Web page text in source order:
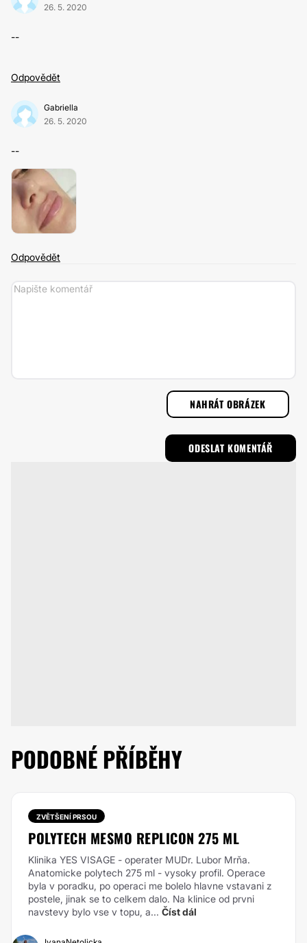
26. 5. 2020
--
Odpovědět
Gabriella
26. 5. 2020
--
Odpovědět
NAHRÁT OBRÁZEK
PODOBNÉ PŘÍBĚHY
ZVĚTŠENÍ PRSOU
POLYTECH MESMO REPLICON 275 ML
Klinika YES VISAGE - operater MUDr. Lubor Mrňa.
Anatomicke polytech 275 ml - vysoky profil. Operace
byla v poradku, po operaci me bolelo hlavne vstavani z
postele, jinak se to celkem dalo. Na klinice od prvni
navstevy bylo vse v topu, a... Číst dál